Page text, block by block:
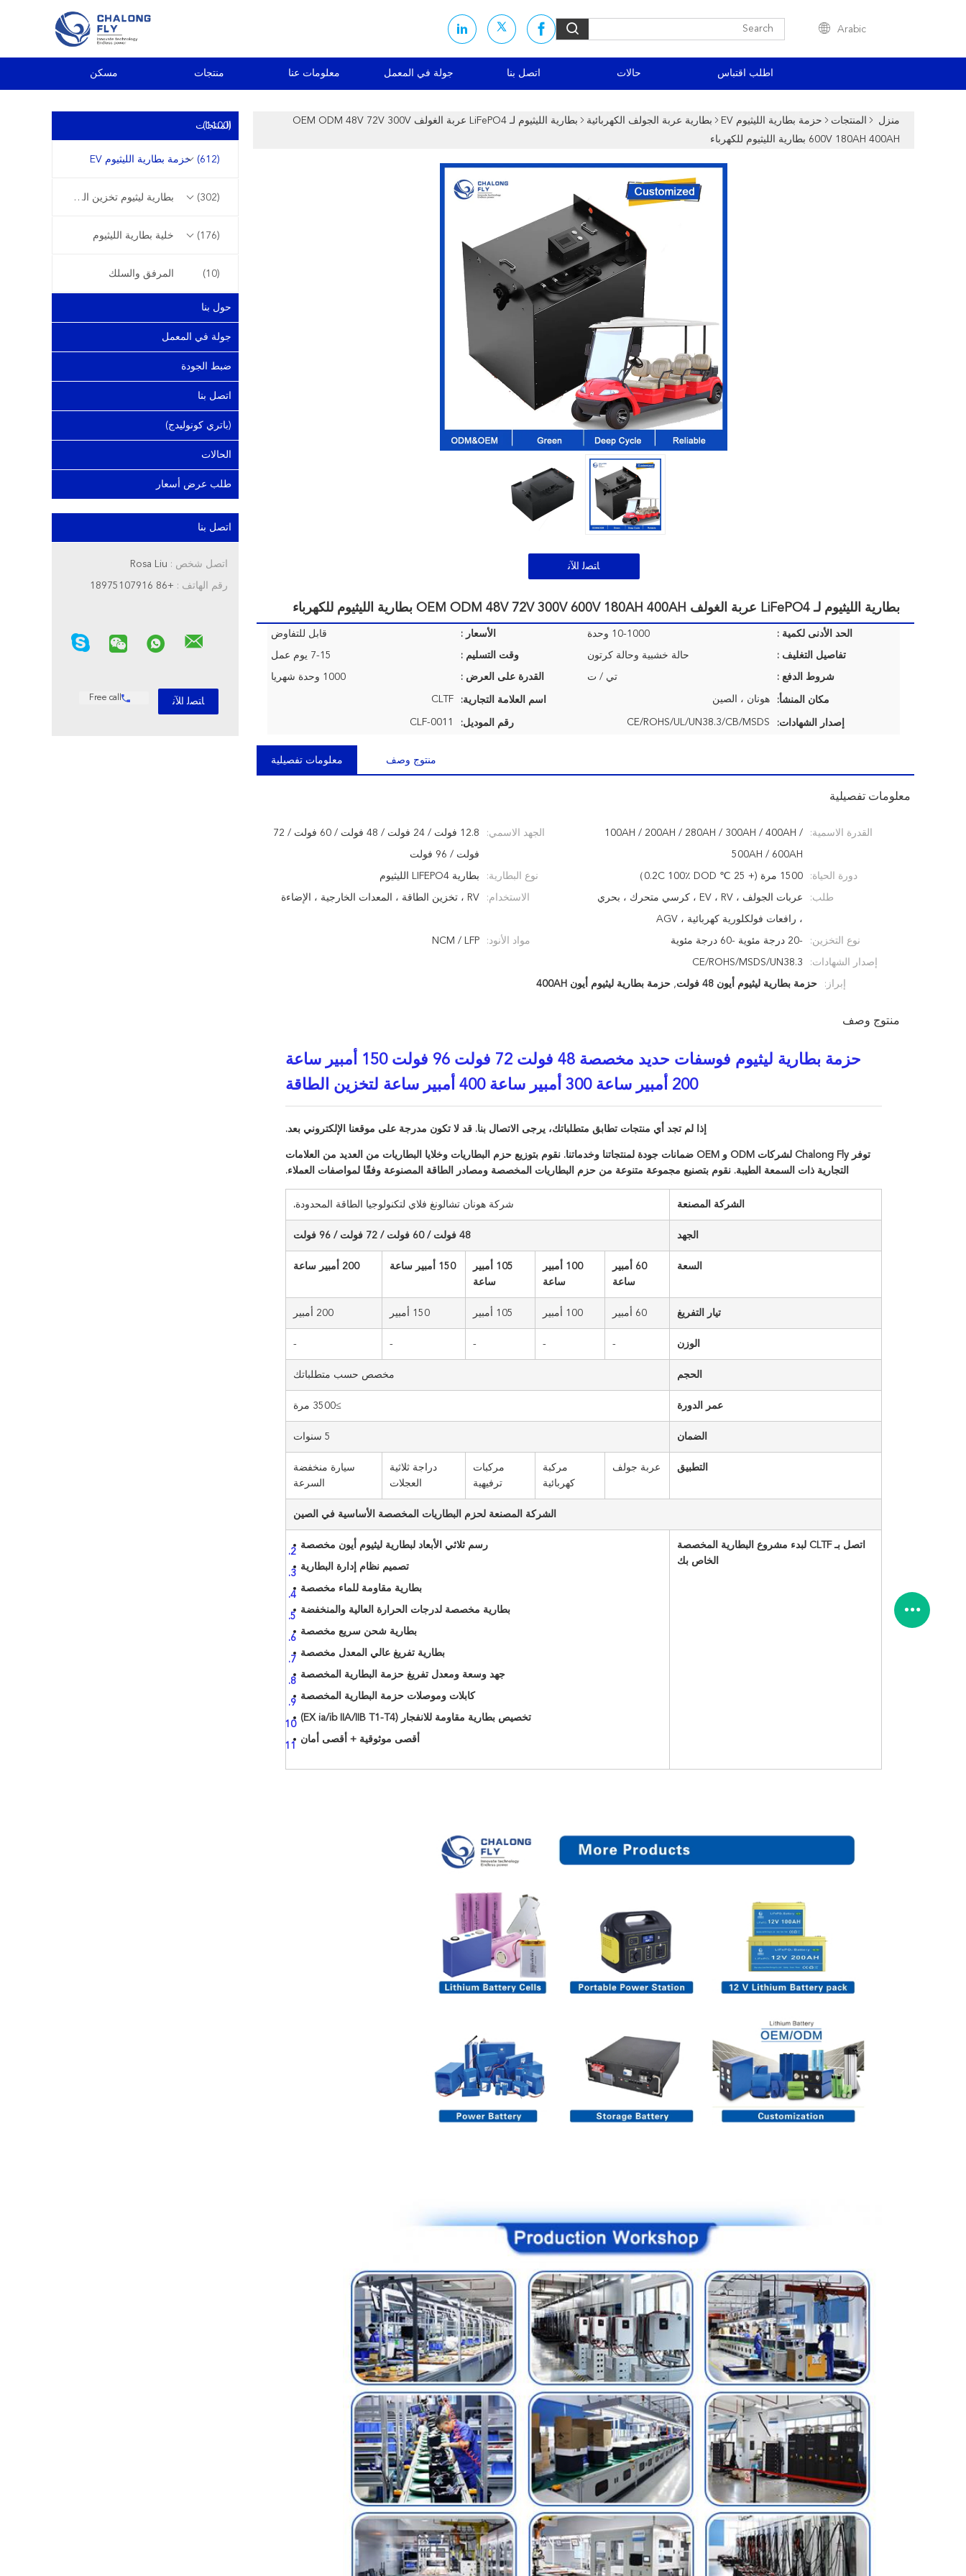
Arabic
مسكن منتجات معلومات عنا جولة في المعمل اتصل بنا حالات اطلب اقتباس
المنتجات(1100)
حزمة بطارية الليثيوم EV (612)
بطارية ليثيوم تخزين الطاقة (302)
خلية بطارية الليثيوم (176)
المرفق والسلك (10)
حول بنا
جولة في المعمل
ضبط الجودة
اتصل بنا
(باتري كونوليدج)
الحالات
طلب عرض أسعار
اتصل بنا
اتصل شخص :
رقم الهاتف : +86 18975107916
Free call
منزل المنتجات حزمة بطارية الليثيوم EV بطارية عربة الجولف الكهربائية
بطارية الليثيوم لـ LiFePO4 عربة الغولف OEM ODM 48V 72V 300V
600V 180AH 400AH بطارية الليثيوم للكهرباء
ﺎﺘﺼﻟ ﺍﻶﻧ
بطارية الليثيوم لـ LiFePO4 عربة الغولف OEM ODM 48V 72V 300V 600V 180AH 400AH بطارية الليثيوم للكهرباء
الحد الأدنى لكمية : 10-1000 وحدة الأسعار : قابل للتفاوض
تفاصيل التغليف : حالة خشبية وحالة كرتون وقت التسليم : 7-15 يوم عمل
شروط الدفع : تي / ت القدرة على العرض : 1000 وحدة شهريا
مكان المنشأ: هونان ، الصين اسم العلامة التجارية: CLTF
إصدار الشهادات: CE/ROHS/UL/UN38.3/CB/MSDS رقم الموديل: CLF-0011
معلومات تفصيلية منتوج وصف
معلومات تفصيلية
القدرة الاسمية: 100AH ​​/ 200AH / 280AH / 300AH / 400AH /
500AH / 600AH
الجهد الاسمي: 12.8 فولت / 24 فولت / 48 فولت / 60 فولت / 72
فولت / 96 فولت
دورة الحياة: 1500 مرة (+ 25 ℃ 0.2C 100٪ DOD） نوع البطارية: بطارية LIFEPO4 الليثيوم
طلب: عربات الجولف ، EV ، RV ، كرسي متحرك ، بحري
، رافعات فولكلورية كهربائية ، AGV
الاستخدام: RV ، تخزين الطاقة ، المعدات الخارجية ، الإضاءة
نوع التخزين: -20 درجة مئوية -60 درجة مئوية مواد الأنود: NCM / LFP
إصدار الشهادات: CE/ROHS/MSDS/UN38.3
إبراز: حزمة بطارية ليثيوم أيون 48 فولت , حزمة بطارية ليثيوم أيون 400AH
منتوج وصف
حزمة بطارية ليثيوم فوسفات حديد مخصصة 48 فولت 72 فولت 96 فولت 150 أمبير ساعة
200 أمبير ساعة 300 أمبير ساعة 400 أمبير ساعة لتخزين الطاقة
إذا لم تجد أي منتجات تطابق متطلباتك، يرجى الاتصال بنا. قد لا تكون مدرجة على موقعنا الإلكتروني بعد.
توفر Chalong Fly لشركات ODM و OEM ضمانات جودة لمنتجاتنا وخدماتنا. نقوم بتوزيع حزم البطاريات وخلايا البطاريات من العديد من العلامات
التجارية ذات السمعة الطيبة. نقوم بتصنيع مجموعة متنوعة من حزم البطاريات المخصصة ومصادر الطاقة المصنوعة وفقًا لمواصفات العملاء.
الشركة المصنعة شركة هونان تشالونغ فلاي لتكنولوجيا الطاقة المحدودة.
الجهد 48 فولت / 60 فولت / 72 فولت / 96 فولت
السعة
60 أمبير
ساعة
100 أمبير
ساعة
105 أمبير
ساعة
150 أمبير ساعة 200 أمبير ساعة
تيار التفريغ 60 أمبير 100 أمبير 105 أمبير 150 أمبير 200 أمبير
الوزن -
-
-
-
-
الحجم مخصص حسب متطلباتك
عمر الدورة ≥3500 مرة
الضمان 5 سنوات
التطبيق عربة جولف
مركبة
كهربائية
مركبات
ترفيهية
دراجة ثلاثية
العجلات
سيارة منخفضة
السرعة
الشركة المصنعة لحزم البطاريات المخصصة الأساسية في الصين
اتصل بـ CLTF لبدء مشروع البطارية المخصصة
الخاص بك
رسم ثلاثي الأبعاد لبطارية ليثيوم أيون مخصصة
تصميم نظام إدارة البطارية
بطارية مقاومة للماء مخصصة
بطارية مخصصة لدرجات الحرارة العالية والمنخفضة
بطارية شحن سريع مخصصة
بطارية تفريغ عالي المعدل مخصصة
جهد وسعة ومعدل تفريغ حزمة البطارية المخصصة
كابلات وموصلات حزمة البطارية المخصصة
تخصيص بطارية مقاومة للانفجار (EX ia/ib IIA/IIB T1-T4)
أقصى موثوقية + أقصى أمان